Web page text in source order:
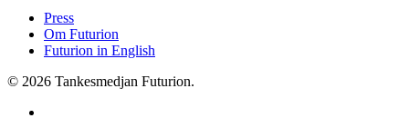
Press
Om Futurion
Futurion in English
© 2026 Tankesmedjan Futurion.